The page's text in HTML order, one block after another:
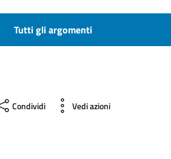
Tutti gli argomenti
Condividi Vedi azioni